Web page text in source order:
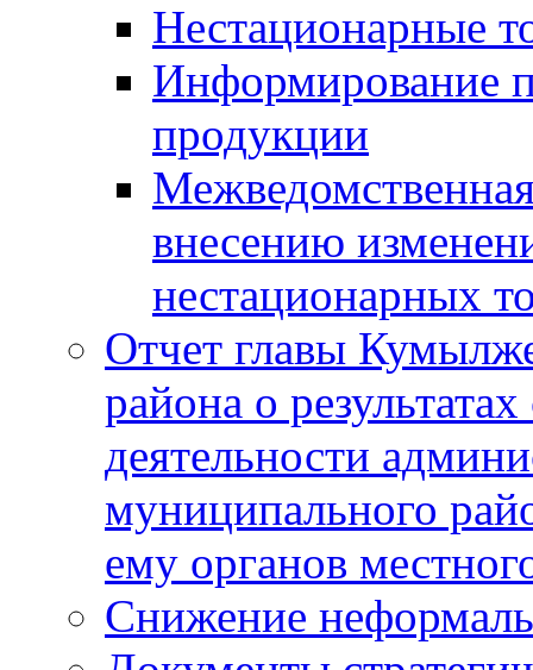
Нестационарные
Информирование
продукции
внесению
нестационарных
Отчет главы
района о
деятельности
муниципального
ему органов
Снижение